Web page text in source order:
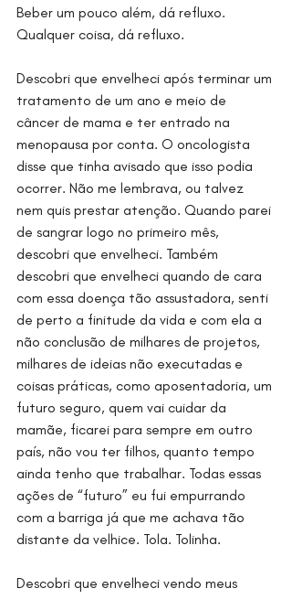
Beber um pouco além, dá refluxo.
Qualquer coisa, dá refluxo.
Descobri que envelheci após terminar um
tratamento de um ano e meio de
câncer de mama e ter entrado na
menopausa por conta. O oncologista
disse que tinha avisado que isso podia
ocorrer. Não me lembrava, ou talvez
nem quis prestar atenção. Quando parei
de sangrar logo no primeiro mês,
descobri que envelheci. Também
descobri que envelheci quando de cara
com essa doença tão assustadora, senti
de perto a finitude da vida e com ela a
não conclusão de milhares de projetos,
milhares de ideias não executadas e
coisas práticas, como aposentadoria, um
futuro seguro, quem vai cuidar da
mamãe, ficarei para sempre em outro
país, não vou ter filhos, quanto tempo
ainda tenho que trabalhar. Todas essas
ações de “futuro” eu fui empurrando
com a barriga já que me achava tão
distante da velhice. Tola. Tolinha.
Descobri que envelheci vendo meus